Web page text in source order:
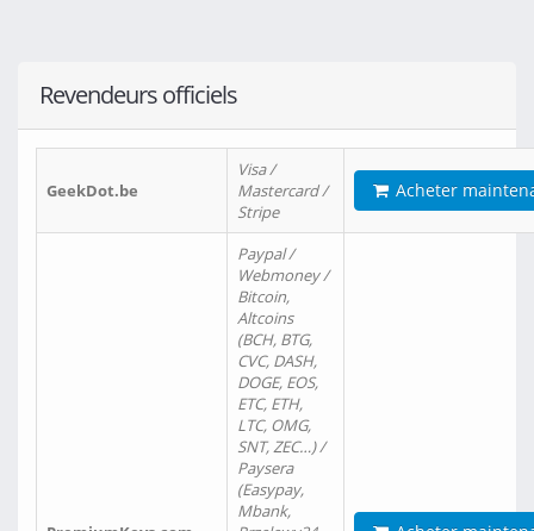
Revendeurs officiels
GeekDot.be
Visa /
Mastercard /
Stripe
Acheter
Paypal /
Webmoney /
Bitcoin,
Altcoins
(BCH, BTG,
CVC, DASH,
DOGE, EOS,
ETC, ETH,
LTC, OMG,
SNT, ZEC…) /
Paysera
(Easypay,
Mbank,